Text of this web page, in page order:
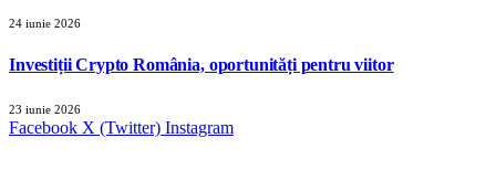
24 iunie 2026
Investiții Crypto România, oportunități pentru viitor
23 iunie 2026
Facebook X (Twitter) Instagram